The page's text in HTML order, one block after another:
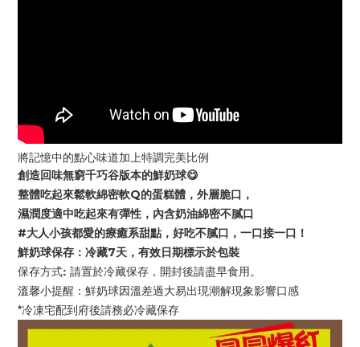
將記憶中的點心味道加上特調完美比例
創造回味無窮千巧谷版本的鮮奶球😋
整體吃起來鬆軟綿密軟Q的蛋糕體，外層脆口，
濕潤度適中吃起來有彈性，內含奶油綿密不膩口
#大人小孩都愛的療癒系甜點，好吃不膩口，一口接一口！
鮮奶球保存：冷藏7天，有效日期標示於包裝
保存方式: 請置於冷藏保存，開封後請盡早食用。
溫馨小提醒：鮮奶球因溫差過大易出現潮解現象影響口感
*冷凍宅配到府後請務必冷藏保存